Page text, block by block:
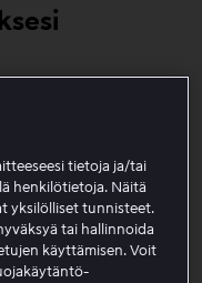
tilin tai liittämään
kautta.
tietoja ja/tai
henkilötietoja. Näitä
yksilölliset tunnisteet.
tai hallinnoida
käyttämisen. Voit